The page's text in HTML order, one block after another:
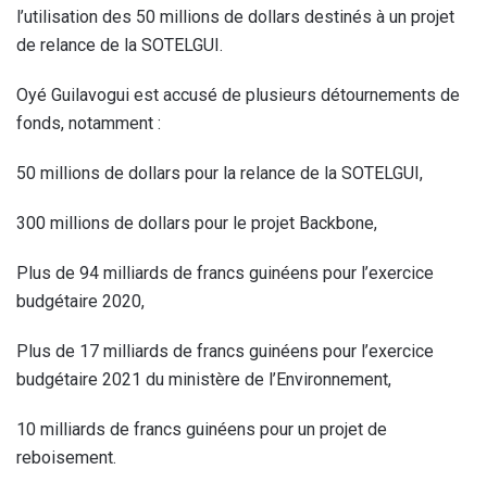
l’utilisation des 50 millions de dollars destinés à un projet
de relance de la SOTELGUI.
Oyé Guilavogui est accusé de plusieurs détournements de
fonds, notamment :
50 millions de dollars pour la relance de la SOTELGUI,
300 millions de dollars pour le projet Backbone,
Plus de 94 milliards de francs guinéens pour l’exercice
budgétaire 2020,
Plus de 17 milliards de francs guinéens pour l’exercice
budgétaire 2021 du ministère de l’Environnement,
10 milliards de francs guinéens pour un projet de
reboisement.